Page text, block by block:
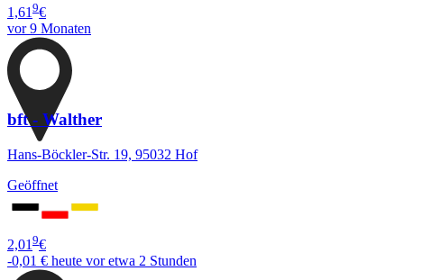
1,61 9€
vor 9 Monaten
bft - Walther
Hans-Böckler-Str. 19, 95032 Hof
Geöffnet
2,01 9€
-0,01 € heute vor etwa 2 Stunden